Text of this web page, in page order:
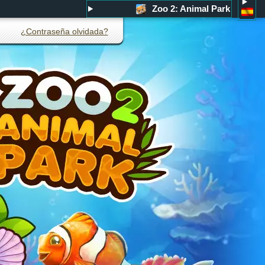
Zoo 2: Animal Park
¿Contraseña olvidada?